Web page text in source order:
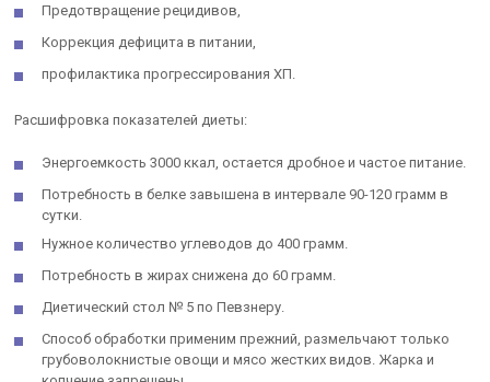
Предотвращение рецидивов,
Коррекция дефицита в питании,
профилактика прогрессирования ХП.
Расшифровка показателей диеты:
Энергоемкость 3000 ккал, остается дробное и частое питание.
Потребность в белке завышена в интервале 90-120 грамм в
сутки.
Нужное количество углеводов до 400 грамм.
Потребность в жирах снижена до 60 грамм.
Диетический стол № 5 по Певзнеру.
Способ обработки применим прежний, размельчают только
грубоволокнистые овощи и мясо жестких видов. Жарка и